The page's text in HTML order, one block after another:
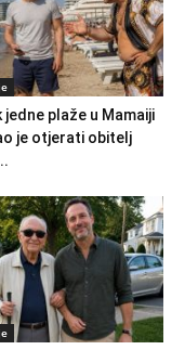
jedne plaže u Mamaiji
je otjerati obitelj